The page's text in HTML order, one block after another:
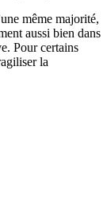
même majorité,
aussi bien dans
Pour certains
la